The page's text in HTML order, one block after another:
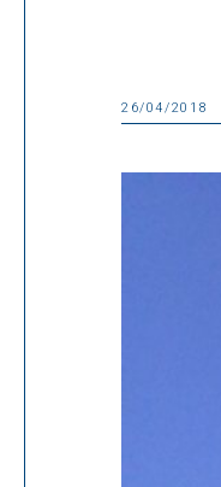
26/04/2018